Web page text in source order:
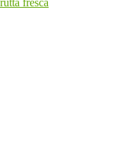
fresca